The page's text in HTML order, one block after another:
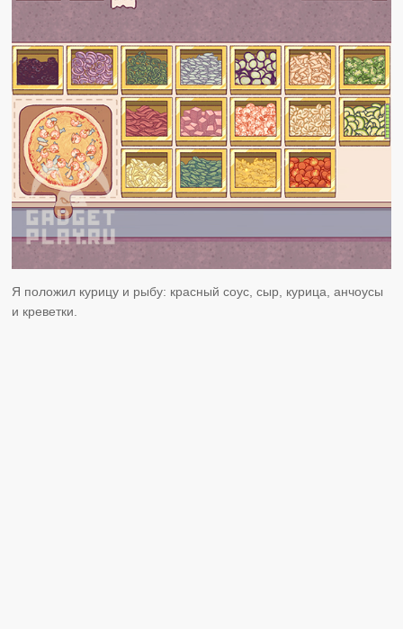
Я положил курицу и рыбу: красный соус, сыр, курица, анчоусы
и креветки.